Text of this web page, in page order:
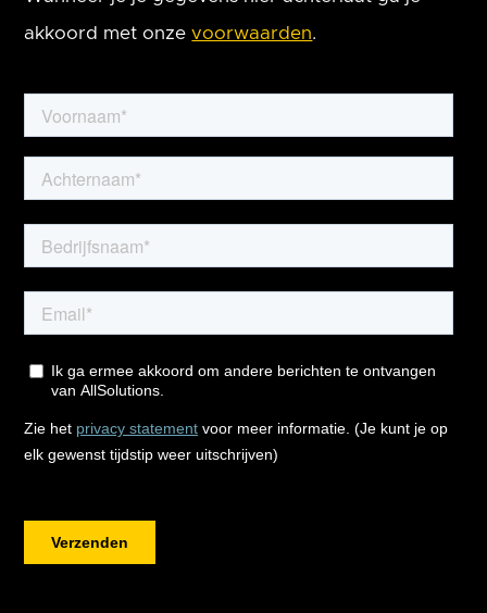
akkoord met onzevoorwaarden.